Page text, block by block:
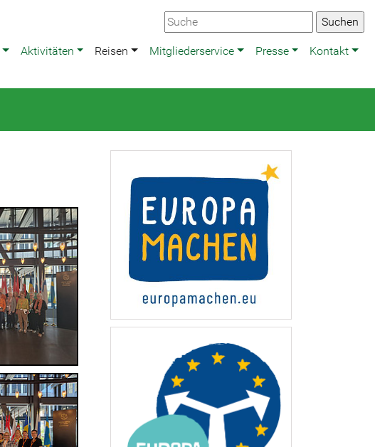
Aktivitäten Reisen Mitgliederservice Presse Kontakt